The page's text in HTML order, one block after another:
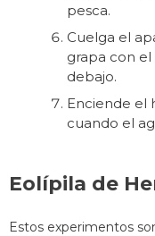
pesca.
Cuelga el
grapa con
debajo.
Enciende el
cuando el
Eolípila de
Estos experimentos